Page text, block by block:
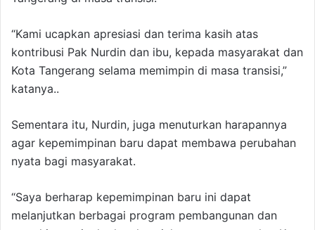
“Kami ucapkan apresiasi dan terima kasih atas
kontribusi Pak Nurdin dan ibu, kepada masyarakat dan
Kota Tangerang selama memimpin di masa transisi,”
katanya..
Sementara itu, Nurdin, juga menuturkan harapannya
agar kepemimpinan baru dapat membawa perubahan
nyata bagi masyarakat.
“Saya berharap kepemimpinan baru ini dapat
melanjutkan berbagai program pembangunan dan